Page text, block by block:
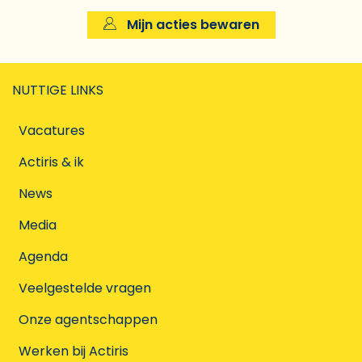
Mijn acties bewaren
NUTTIGE LINKS
Vacatures
Actiris & ik
News
Media
Agenda
Veelgestelde vragen
Onze agentschappen
Werken bij Actiris